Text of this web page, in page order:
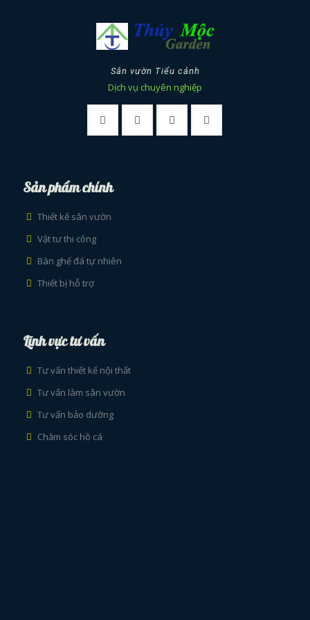
Sân vườn Tiểu cảnh
Dịch vụ chuyên nghiệp
Sản phẩm chính
Thiết kế sân vườn
Vật tư thi công
Bàn ghế đá tự nhiên
Thiết bị hỗ trợ
Lĩnh vực tư vấn
Tư vấn thiết kế nội thất
Tư vấn làm sân vườn
Tư vấn bảo dưỡng
Chăm sóc hồ cá